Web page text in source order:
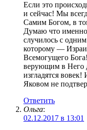
Если это
и сейчас! Мы
Самим Богом, в
Думаю что именно
случилось с
которому —
Всемогущего
верующим в Него
изгладятся вовек!
Яковом не
Ответить
Ольга:
02.12.2017 в 13:01